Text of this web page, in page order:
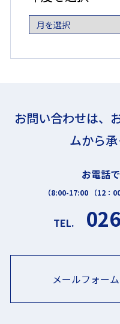
を
選
お問い合わせは、
ムから承
お電話
（8:00-17:00 （12：
TEL.
メールフォー